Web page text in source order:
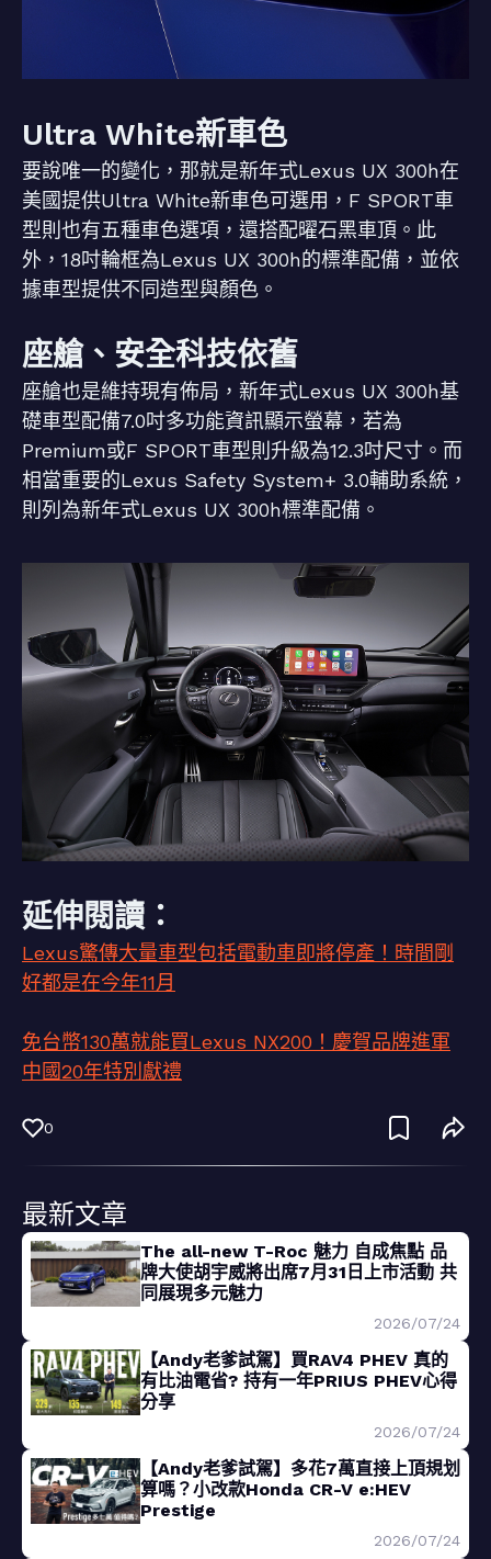
Ultra White新車色
要說唯一的變化，那就是新年式Lexus UX 300h在
美國提供Ultra White新車色可選用，F SPORT車
型則也有五種車色選項，還搭配曜石黑車頂。此
外，18吋輪框為Lexus UX 300h的標準配備，並依
據車型提供不同造型與顏色。
座艙、安全科技依舊
座艙也是維持現有佈局，新年式Lexus UX 300h基
礎車型配備7.0吋多功能資訊顯示螢幕，若為
Premium或F SPORT車型則升級為12.3吋尺寸。而
相當重要的Lexus Safety System+ 3.0輔助系統，
則列為新年式Lexus UX 300h標準配備。
延伸閱讀：
Lexus驚傳大量車型包括電動車即將停產！時間剛
好都是在今年11月
免台幣130萬就能買Lexus NX200！慶賀品牌進軍
中國20年特別獻禮
0
最新文章
The all-new T-Roc 魅力 自成焦點 品
牌大使胡宇威將出席7月31日上市活動 共
同展現多元魅力
2026/07/24
【Andy老爹試駕】買RAV4 PHEV 真的
有比油電省? 持有一年PRIUS PHEV心得
分享
2026/07/24
【Andy老爹試駕】多花7萬直接上頂規划
算嗎？小改款Honda CR-V e:HEV
Prestige
2026/07/24